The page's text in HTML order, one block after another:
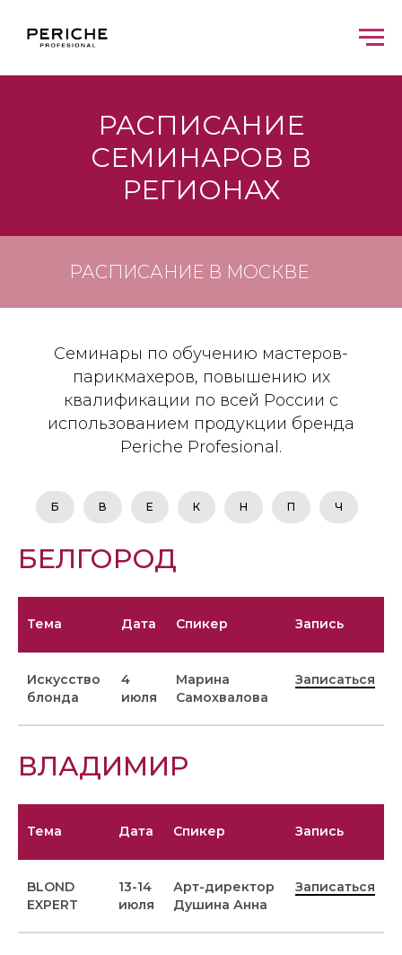
РАСПИСАНИЕ
СЕМИНАРОВ В
РЕГИОНАХ
РАСПИСАНИЕ В МОСКВЕ
Семинары по обучению мастеров-
парикмахеров, повышению их
квалификации по всей России с
использованием продукции бренда
Periche Profesional.
Б В E К Н П Ч
БЕЛГОРОД
Тема Дата Спикер Запись
Искусство
блонда
4
июля
Марина
Самохвалова
Записаться
ВЛАДИМИР
Тема Дата Спикер Запись
BLOND
EXPERT
13-14
июля
Арт-директор
Душина Анна
Записаться